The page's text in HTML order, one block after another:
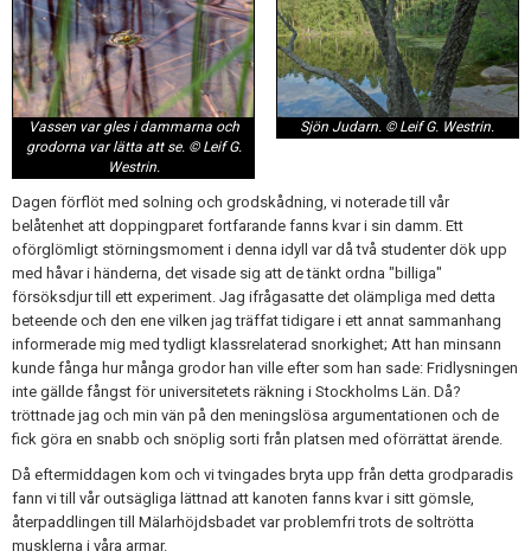
Vassen var gles i dammarna och
grodorna var lätta att se. © Leif G.
Westrin.
Sjön Judarn. © Leif G. Westrin.
Dagen förflöt med solning och grodskådning, vi noterade till vår
belåtenhet att doppingparet fortfarande fanns kvar i sin damm. Ett
oförglömligt störningsmoment i denna idyll var då två studenter dök upp
med håvar i händerna, det visade sig att de tänkt ordna "billiga"
försöksdjur till ett experiment. Jag ifrågasatte det olämpliga med detta
beteende och den ene vilken jag träffat tidigare i ett annat sammanhang
informerade mig med tydligt klassrelaterad snorkighet; Att han minsann
kunde fånga hur många grodor han ville efter som han sade: Fridlysningen
inte gällde fångst för universitetets räkning i Stockholms Län. Då?
tröttnade jag och min vän på den meningslösa argumentationen och de
fick göra en snabb och snöplig sorti från platsen med oförrättat ärende.
Då eftermiddagen kom och vi tvingades bryta upp från detta grodparadis
fann vi till vår outsägliga lättnad att kanoten fanns kvar i sitt gömsle,
återpaddlingen till Mälarhöjdsbadet var problemfri trots de soltrötta
musklerna i våra armar.